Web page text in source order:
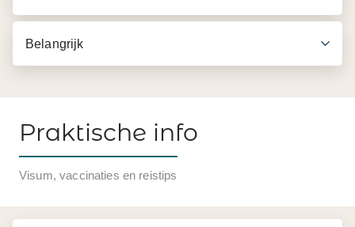
Belangrijk
Inbegrepen in de prijs
Vervoer per luxe touringcar
Praktische info
Visum, vaccinaties en reistips